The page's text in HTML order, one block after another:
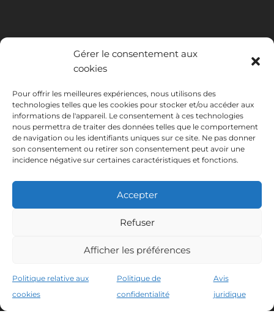
Gérer le consentement aux
cookies
Pour offrir les meilleures expériences, nous utilisons des
technologies telles que les cookies pour stocker et/ou accéder aux
informations de l'appareil. Le consentement à ces technologies
nous permettra de traiter des données telles que le comportement
de navigation ou les identifiants uniques sur ce site. Ne pas donner
son consentement ou retirer son consentement peut avoir une
incidence négative sur certaines caractéristiques et fonctions.
Accepter
Refuser
Afficher les préférences
Politique relative aux
cookies
Politique de
confidentialité
Avis
juridique
bénéficiaire du Fonds européen de développement régional dont
de l'information et de la communication et leur accessibilité, et grâce
auquel elle a mis en place les solutions suivantes : présence en ligne à
travers son Site Internet. La présente mesure a eu lieu en 2020. À